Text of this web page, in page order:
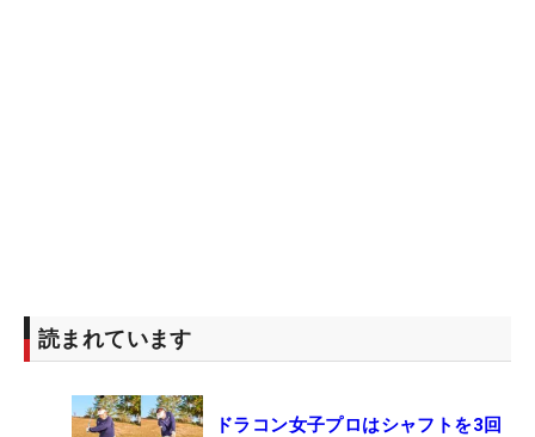
読まれています
ドラコン女子プロはシャフトを3回